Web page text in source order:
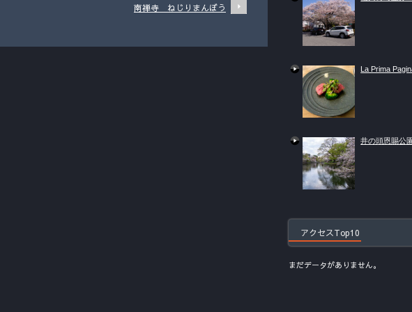
南禅寺 ねじりまんぼう
La Prima
井の頭恩賜公
アクセスTop10
まだデータがありません。